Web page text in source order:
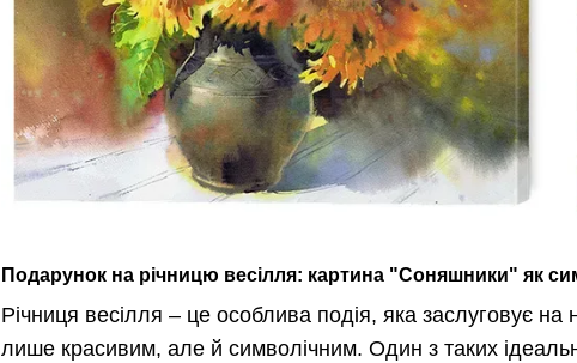
Подарунок на річницю весілля: картина "Соняшники" як
Річниця весілля – це особлива подія, яка заслуговує
лише красивим, але й символічним. Один з таких